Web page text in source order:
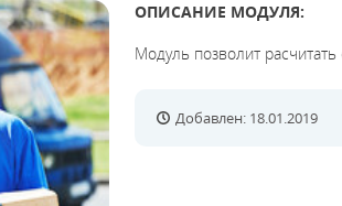
ОПИСАНИЕ МОДУЛЯ:
Модуль позволит расчитать
Добавлен: 18.01.2019